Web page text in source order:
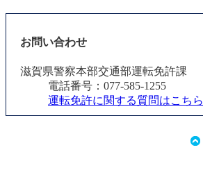
お問い合わせ
滋賀県警察本部交通部運転免許課
電話番号：077-585-1255
運転免許に関する質問はこちら